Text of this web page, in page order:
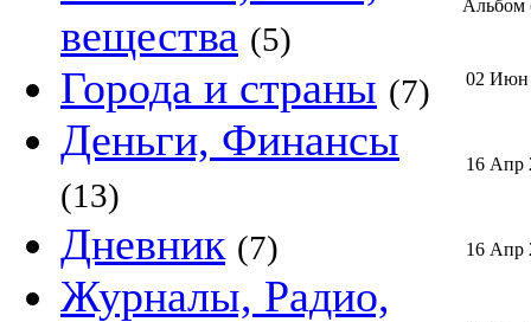
вещества (5)
Города и страны (7)
Деньги, Финансы
(13)
Дневник (7)
Журналы, Радио,
Альбом
02 Июн
16 Апр
16 Апр